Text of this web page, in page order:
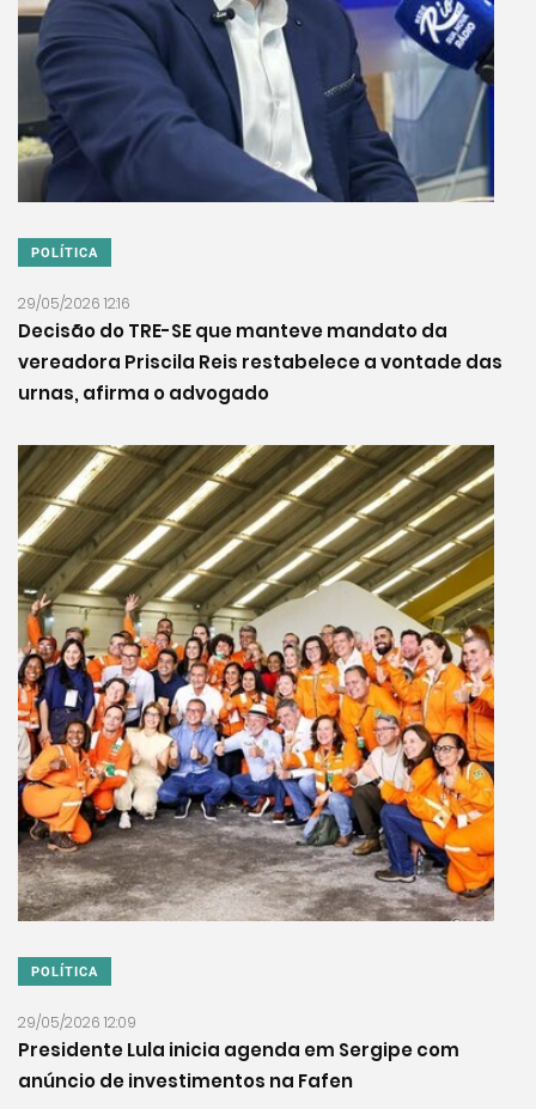
POLÍTICA
29/05/2026 12:16
Decisão do TRE-SE que manteve mandato da
vereadora Priscila Reis restabelece a vontade das
urnas, afirma o advogado
POLÍTICA
29/05/2026 12:09
Presidente Lula inicia agenda em Sergipe com
anúncio de investimentos na Fafen